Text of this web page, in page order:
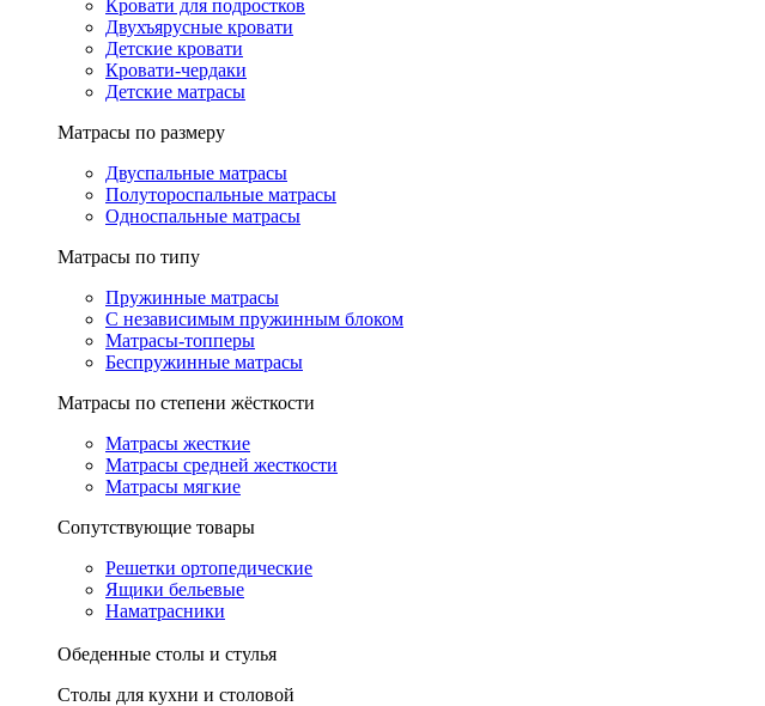
Кровати для подростков
Двухъярусные кровати
Детские кровати
Кровати-чердаки
Детские матрасы
Матрасы по размеру
Двуспальные матрасы
Полутороспальные матрасы
Односпальные матрасы
Матрасы по типу
Пружинные матрасы
С независимым пружинным блоком
Матрасы-топперы
Беспружинные матрасы
Матрасы по степени жёсткости
Матрасы жесткие
Матрасы средней жесткости
Матрасы мягкие
Сопутствующие товары
Решетки ортопедические
Ящики бельевые
Наматрасники
Обеденные столы и стулья
Столы для кухни и столовой